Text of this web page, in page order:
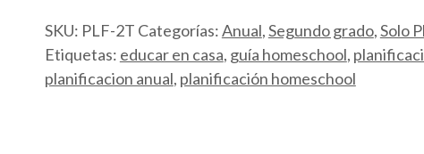
Física
cantidad
SKU: PLF-2T Categorías:Anual,Segundo grado,Solo
Etiquetas: educar en casa, guía homeschool,
planificacion anual, planificación homeschool